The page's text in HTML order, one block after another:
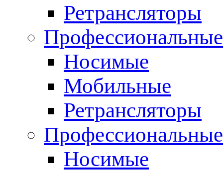
Ретрансляторы
Носимые
Мобильные
Ретрансляторы
Носимые